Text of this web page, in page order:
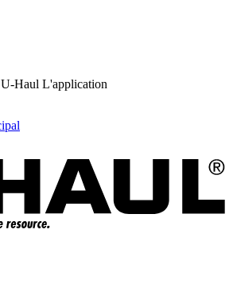
U-Haul L'application